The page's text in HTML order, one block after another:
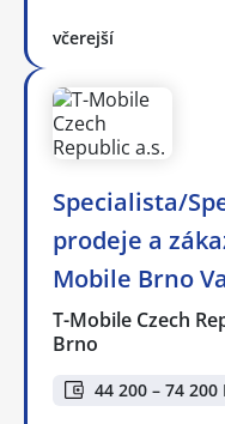
včerejší
Specialista/
prodeje a
Mobile Brno
T-Mobile Czech
Brno
44 200 – 74 200